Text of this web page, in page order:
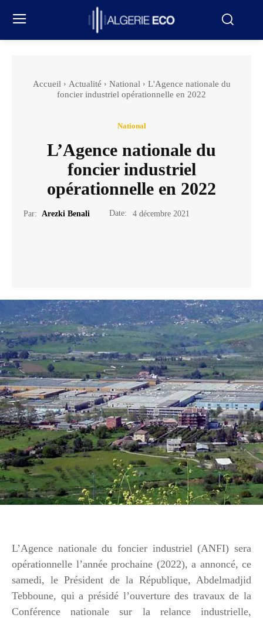
Accueil Actualité National
L'Agence nationale du
foncier industriel opérationnelle en 2022
National
L’Agence nationale du
foncier industriel
opérationnelle en 2022
Par: Arezki Benali Date: 4 décembre 2021
L’Agence nationale du foncier industriel (ANFI) sera
opérationnelle l’année prochaine (2022), a annoncé, ce
samedi, le Président de la République, Abdelmadjid
Tebboune, qui a présidé l’ouverture des travaux de la
Conférence nationale sur la relance industrielle,